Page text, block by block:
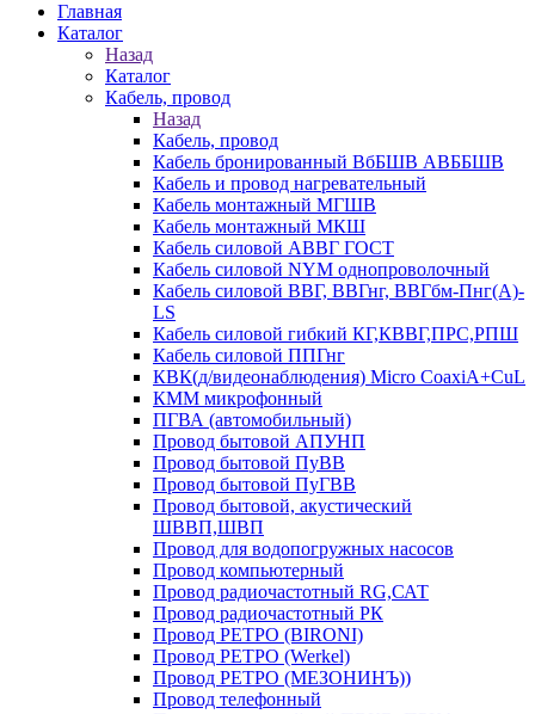
Главная
Каталог
Назад
Каталог
Кабель, провод
Назад
Кабель, провод
Кабель бронированный ВбБШВ АВББШВ
Кабель и провод нагревательный
Кабель монтажный МГШВ
Кабель монтажный МКШ
Кабель силовой АВВГ ГОСТ
Кабель силовой NYM однопроволочный
Кабель силовой ВВГ, ВВГнг, ВВГбм-Пнг(А)-
LS
Кабель силовой гибкий КГ,КВВГ,ПРС,РПШ
Кабель силовой ППГнг
КВК(д/видеонаблюдения) Micro CoaxiA+CuL
КММ микрофонный
ПГВА (автомобильный)
Провод бытовой АПУНП
Провод бытовой ПуВВ
Провод бытовой ПуГВВ
Провод бытовой, акустический
ШВВП,ШВП
Провод для водопогружных насосов
Провод компьютерный
Провод радиочастотный RG,САТ
Провод радиочастотный РК
Провод РЕТРО (BIRONI)
Провод РЕТРО (Werkel)
Провод РЕТРО (МЕЗОНИНЪ))
Провод телефонный